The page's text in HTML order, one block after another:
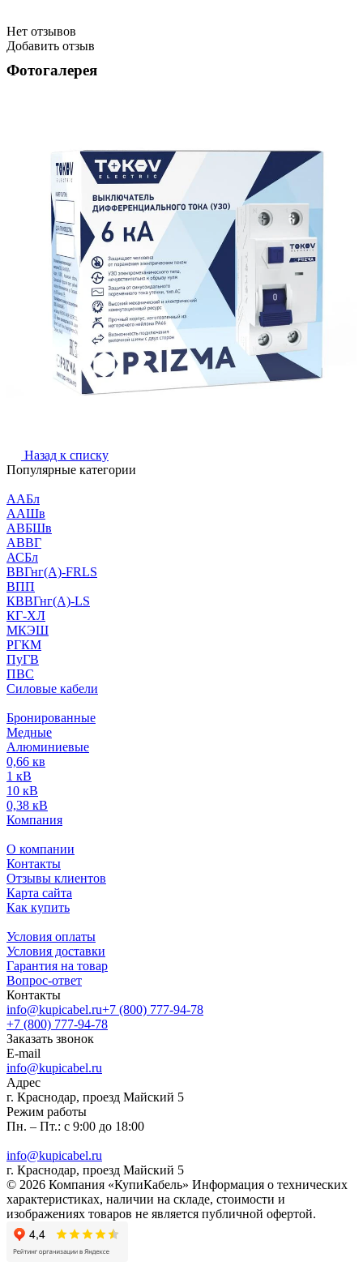
Нет отзывов
Добавить отзыв
Фотогалерея
Назад к списку
Популярные категории
ААБл
ААШв
АВБШв
АВВГ
АСБл
ВВГнг(А)-FRLS
ВПП
КВВГнг(А)-LS
КГ-ХЛ
МКЭШ
РГКМ
ПуГВ
ПВС
Силовые кабели
Бронированные
Медные
Алюминиевые
0,66 кв
1 кВ
10 кВ
0,38 кВ
Компания
О компании
Контакты
Отзывы клиентов
Карта сайта
Как купить
Условия оплаты
Условия доставки
Гарантия на товар
Вопрос-ответ
Контакты
info@kupicabel.ru+7 (800) 777-94-78
+7 (800) 777-94-78
Заказать звонок
E-mail
info@kupicabel.ru
Адрес
г. Краснодар, проезд Майский 5
Режим работы
Пн. – Пт.: с 9:00 до 18:00
info@kupicabel.ru
г. Краснодар, проезд Майский 5
© 2026 Компания «КупиКабель» Информация о технических
характеристиках, наличии на складе, стоимости и
изображениях товаров не является публичной офертой.